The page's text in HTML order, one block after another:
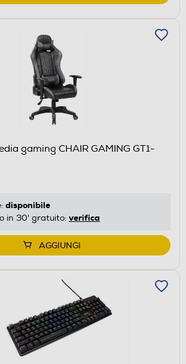
gaming CHAIR GAMING GT1-
disponibile
in 30' gratuito: verifica
AGGIUNGI